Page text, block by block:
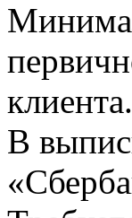
клиента.
В